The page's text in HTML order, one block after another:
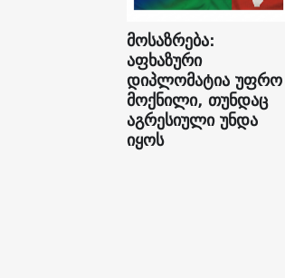
მოსაზრება:
აფხაზური
დიპლომატია უფრო
მოქნილი, თუნდაც
აგრესიული უნდა
იყოს